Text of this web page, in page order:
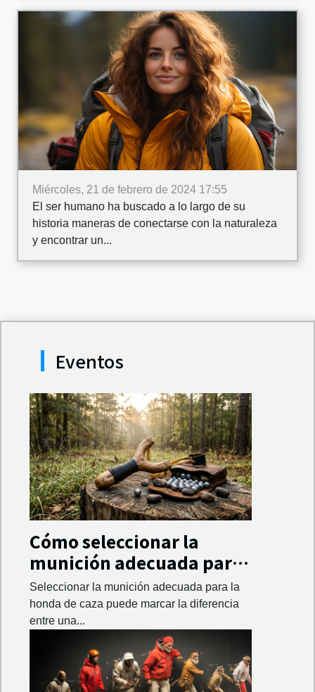
Miércoles, 21 de febrero de 2024 17:55
El ser humano ha buscado a lo largo de su
historia maneras de conectarse con la naturaleza
y encontrar un...
Eventos
Cómo seleccionar la
munición adecuada para
tu honda de caza
Seleccionar la munición adecuada para la
honda de caza puede marcar la diferencia
entre una...